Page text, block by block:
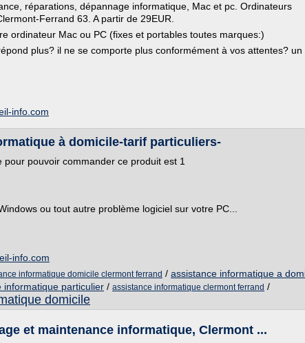
réparations, dépannage informatique, Mac et pc. Ordinateurs
Ferrand 63. A partir de 29EUR.
ordinateur Mac ou PC (fixes et portables toutes marques:)
plus? il ne se comporte plus conformément à vos attentes? un
info.com
à domicile-tarif particuliers-
pour pouvoir commander ce produit est 1
ou tout autre problème logiciel sur votre PC...
info.com
informatique domicile clermont ferrand / assistance informatique a
informatique particulier / assistance informatique clermont ferrand /
domicile
et maintenance informatique, Clermont ...